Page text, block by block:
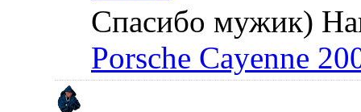
Спасибо мужик)
Porsche Cayenne